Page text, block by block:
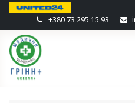
+380 73 295 15 93